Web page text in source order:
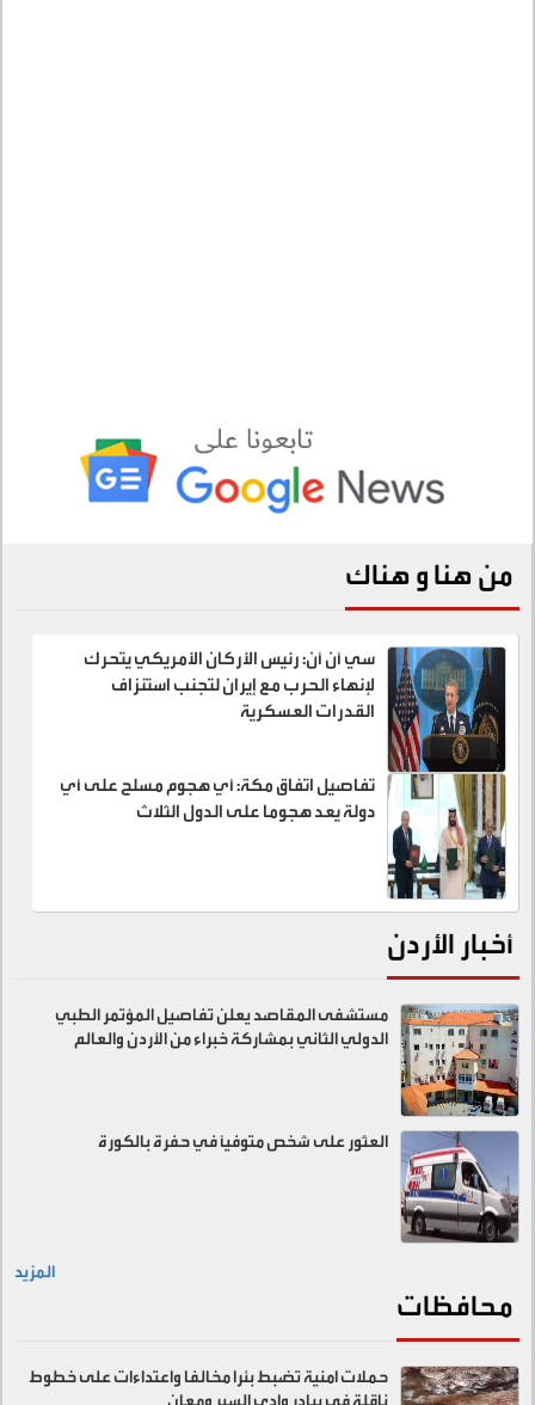
من هنا و هناك
سي أن أن: رئيس الأركان الأمريكي يتحرك
لإنهاء الحرب مع إيران لتجنب استنزاف
القدرات العسكرية
تفاصيل اتفاق مكة: أي هجوم مسلح على أي
دولة يعد هجوما على الدول الثلاث
أخبار الأردن
مستشفى المقاصد يعلن تفاصيل المؤتمر الطبي
الدولي الثاني بمشاركة خبراء من الأردن والعالم
العثور على شخص متوفيًا في حفرة بالكورة
المزيد
محافظات
حملات امنية تضبط بئرا مخالفا واعتداءات على خطوط